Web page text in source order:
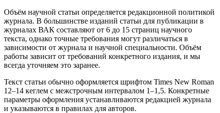
Объём научной статьи определяется редакционной политикой
журнала. В большинстве изданий статьи для публикации в
журналах ВАК составляют от 6 до 15 страниц научного
текста, однако точные требования могут различаться в
зависимости от журнала и научной специальности. Объём
работы зависит от требований конкретного издания, и мы
всегда уточняем это заранее.
Текст статьи обычно оформляется шрифтом Times New Roman
12–14 кеглем с межстрочным интервалом 1–1,5. Конкретные
параметры оформления устанавливаются редакцией журнала
и указываются в правилах для авторов.